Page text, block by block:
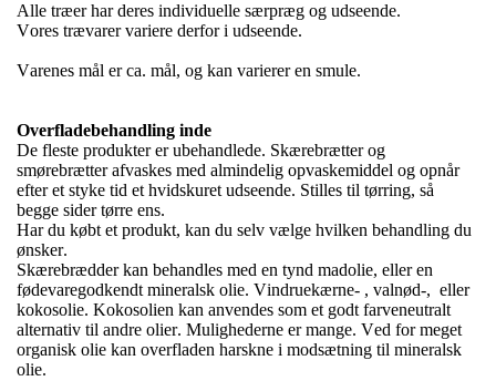
Alle træer har deres individuelle særpræg og udseende.
Vores trævarer variere derfor i udseende.
Varenes mål er ca. mål, og kan varierer en smule.
Overfladebehandling inde
De fleste produkter er ubehandlede. Skærebrætter og
smørebrætter afvaskes med almindelig opvaskemiddel og opnår
efter et styke tid et hvidskuret udseende. Stilles til tørring, så
begge sider tørre ens.
Har du købt et produkt, kan du selv vælge hvilken behandling du
ønsker.
Skærebrædder kan behandles med en tynd madolie, eller en
fødevaregodkendt mineralsk olie. Vindruekærne- , valnød-, eller
kokosolie. Kokosolien kan anvendes som et godt farveneutralt
alternativ til andre olier. Mulighederne er mange. Ved for meget
organisk olie kan overfladen harskne i modsætning til mineralsk
olie.